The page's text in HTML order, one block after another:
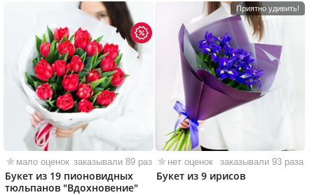
мало оценок заказывали 89 раз
Букет из 19 пионовидных
тюльпанов "Вдохновение"
Приятно удивить!
нет оценок заказывали 93 раза
Букет из 9 ирисов